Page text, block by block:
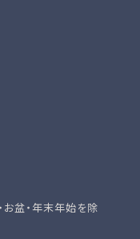
盆・年末年始を除